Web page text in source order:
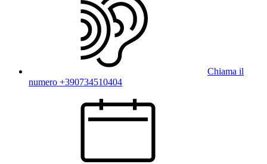
Chiama il
numero +390734510404